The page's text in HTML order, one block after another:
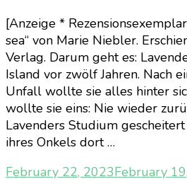
[Anzeige *
sea“ von Marie Niebler.
Verlag. Darum geht es:
Island vor zwölf Jahren. Nach
Unfall wollte sie alles hinter
wollte sie eins: Nie wieder
Lavenders Studium
ihres Onkels dort …
February 22, 2023February